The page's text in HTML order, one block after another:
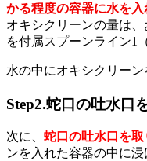
かる程度の容器に水を入
オキシクリーンの量は
を付属スプーンライン1
水の中にオキシクリーン
Step2.蛇口の吐水口
次に、 蛇口の吐水口を取
ンを入れた容器の中に